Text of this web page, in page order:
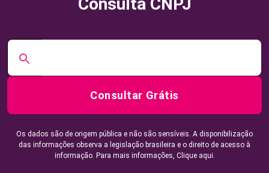
Consultar Grátis
Os dados são de origem pública e não são sensíveis. A disponibilização
das informações observa a legislação brasileira e o direito de acesso à
informação. Para mais informações, Clique aqui.